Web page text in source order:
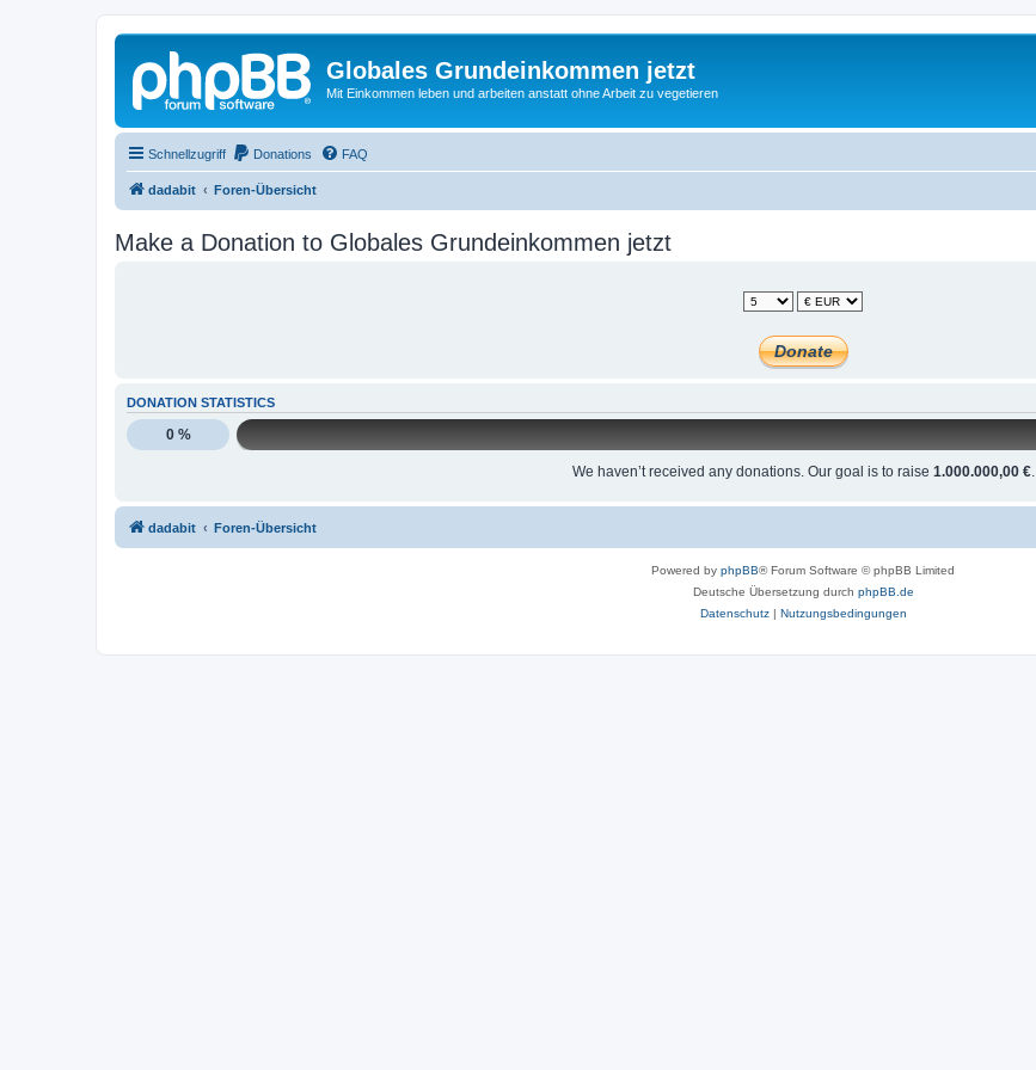
Globales Grundeinkommen jetzt
Mit Einkommen leben und arbeiten anstatt ohne Arbeit zu vegetieren
Schnellzugriff Donations FAQ
dadabit Foren-Übersicht
Make a Donation to Globales Grundeinkommen jetzt
DONATION STATISTICS
0 %
We haven’t received any donations. Our goal is to raise 1.000.000,00 €.
dadabit Foren-Übersicht
Powered by phpBB® Forum Software © phpBB Limited
Deutsche Übersetzung durch phpBB.de
Datenschutz| Nutzungsbedingungen